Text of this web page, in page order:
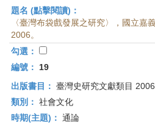
題名 (點擊閱讀)：
〈臺灣布袋戲發展之研究〉，國立嘉
2006。
勾選：
編號：
19
出版書目： 臺灣史研究文獻類目
類別： 社會文化
時期(主題)： 通論